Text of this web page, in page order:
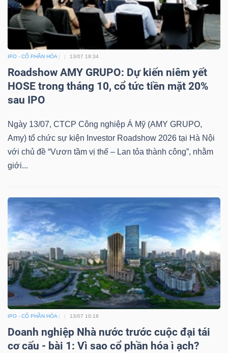
IPO - CỔ PHẦN HÓA 13/07 19:34
Roadshow AMY GRUPO: Dự kiến niêm yết
HOSE trong tháng 10, cổ tức tiền mặt 20%
sau IPO
Ngày 13/07, CTCP Công nghiệp Á Mỹ (AMY GRUPO,
Amy) tổ chức sự kiện Investor Roadshow 2026 tại Hà Nội
với chủ đề “Vươn tầm vị thế – Lan tỏa thành công”, nhằm
giới...
IPO - CỔ PHẦN HÓA 13/07 10:18
Doanh nghiệp Nhà nước trước cuộc đại tái
cơ cấu - bài 1: Vì sao cổ phần hóa ì ạch?